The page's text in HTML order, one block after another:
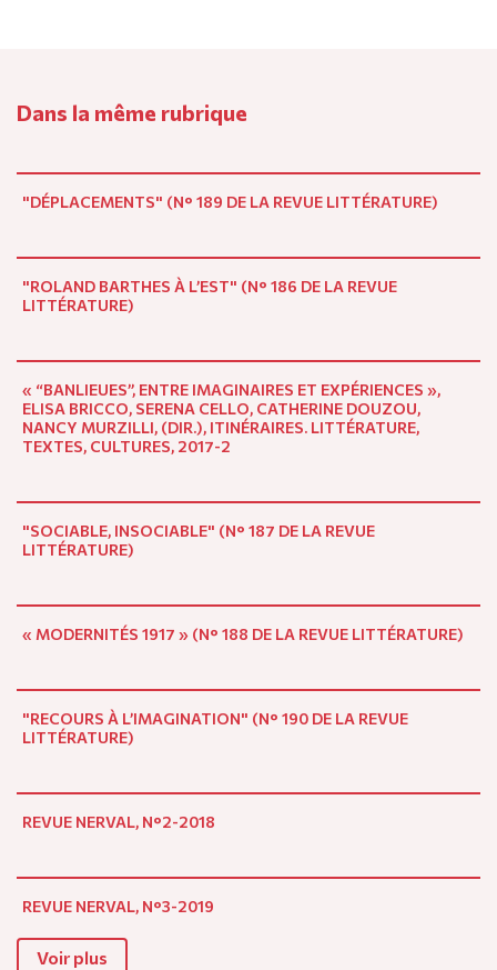
Dans la même rubrique
"DÉPLACEMENTS" (N° 189 DE LA REVUE LITTÉRATURE)
"ROLAND BARTHES À L’EST" (N° 186 DE LA REVUE
LITTÉRATURE)
« “BANLIEUES”, ENTRE IMAGINAIRES ET EXPÉRIENCES »,
ELISA BRICCO, SERENA CELLO, CATHERINE DOUZOU,
NANCY MURZILLI, (DIR.), ITINÉRAIRES. LITTÉRATURE,
TEXTES, CULTURES, 2017-2
"SOCIABLE, INSOCIABLE" (N° 187 DE LA REVUE
LITTÉRATURE)
« MODERNITÉS 1917 » (N° 188 DE LA REVUE LITTÉRATURE)
"RECOURS À L’IMAGINATION" (N° 190 DE LA REVUE
LITTÉRATURE)
REVUE NERVAL, N°2-2018
REVUE NERVAL, N°3-2019
Voir plus